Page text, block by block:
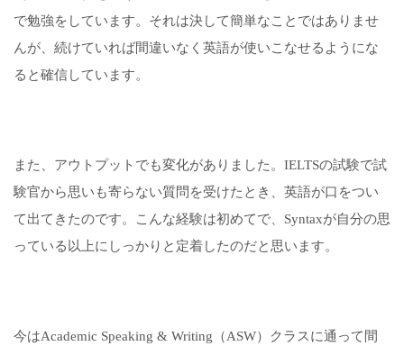
で勉強をしています。それは決して簡単なことではありませ
んが、続けていれば間違いなく英語が使いこなせるようにな
ると確信しています。
また、アウトプットでも変化がありました。IELTSの試験で試
験官から思いも寄らない質問を受けたとき、英語が口をつい
て出てきたのです。こんな経験は初めてで、Syntaxが自分の思
っている以上にしっかりと定着したのだと思います。
今はAcademic Speaking & Writing（ASW）クラスに通って間